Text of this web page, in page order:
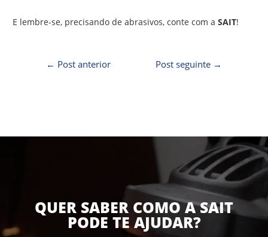
E lembre-se, precisando de abrasivos, conte com aSAIT!
← Post anterior Post seguinte →
QUER SABER COMO A SAIT
PODE TE AJUDAR?